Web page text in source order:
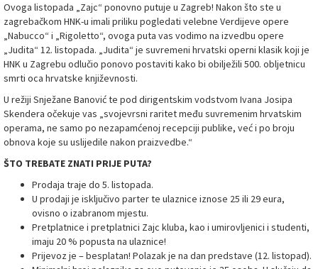
Ovoga listopada „Zajc“ ponovno putuje u Zagreb! Nakon što ste u
zagrebačkom HNK-u imali priliku pogledati velebne Verdijeve opere
„Nabucco“ i „Rigoletto“, ovoga puta vas vodimo na izvedbu opere
„Judita“ 12. listopada. „Judita“ je suvremeni hrvatski operni klasik koji je
HNK u Zagrebu odlučio ponovo postaviti kako bi obilježili 500. obljetnicu
smrti oca hrvatske književnosti.
U režiji Snježane Banović te pod dirigentskim vodstvom Ivana Josipa
Skendera očekuje vas „svojevrsni raritet među suvremenim hrvatskim
operama, ne samo po nezapamćenoj recepciji publike, već i po broju
obnova koje su uslijedile nakon praizvedbe.“
ŠTO TREBATE ZNATI PRIJE PUTA?
Prodaja traje do 5. listopada.
U prodaji je isključivo parter te ulaznice iznose 25 ili 29 eura,
ovisno o izabranom mjestu.
Pretplatnice i pretplatnici Zajc kluba, kao i umirovljenici i studenti,
imaju 20 % popusta na ulaznice!
Prijevoz je – besplatan! Polazak je na dan predstave (12. listopad).